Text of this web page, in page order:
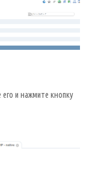
и нажмите кнопку